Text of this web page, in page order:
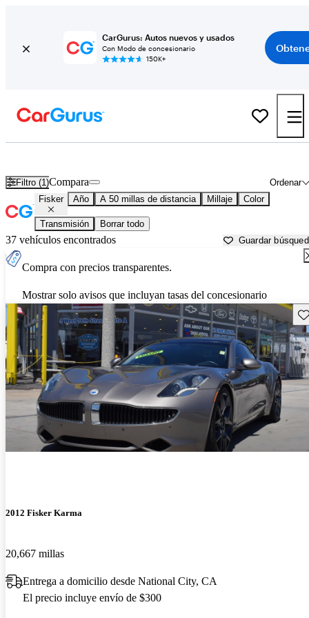
CarGurus: Autos nuevos y usados
Con Modo de concesionario
150K+
Filtro (1) Ordenar
Compara
Fisker Año A 50 millas de distancia Millaje Color
Transmisión Borrar todo
37 vehículos encontrados Guardar
Compra con precios transparentes.
Mostrar solo avisos que incluyan tasas del concesionario
2012 Fisker Karma
20,667 millas
Entrega a domicilio desde National City, CA
El precio incluye envío de $300